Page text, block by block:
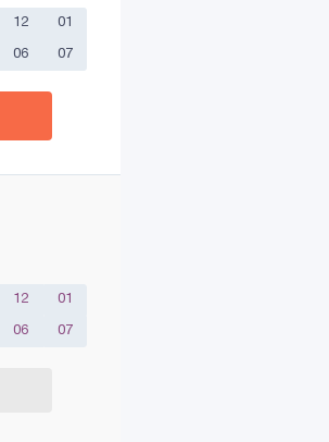
12 01
06 07
12 01
06 07